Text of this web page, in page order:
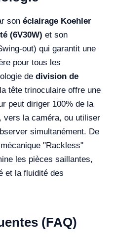
son éclairage Koehler
(6V30W) et son
out) qui garantit une
pour tous les
de division de
tête trinoculaire offre une
peut diriger 100% de la
vers la caméra, ou utiliser
simultanément. De
"Rackless"
les pièces saillantes,
et la fluidité des
(FAQ)